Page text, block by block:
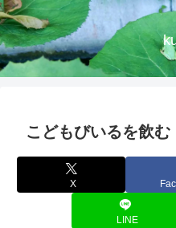
こどもびいるを飲む
X
LINE